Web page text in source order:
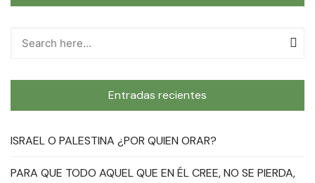
Entradas recientes
ISRAEL O PALESTINA ¿POR QUIEN ORAR?
PARA QUE TODO AQUEL QUE EN ÉL CREE, NO SE PIERDA,